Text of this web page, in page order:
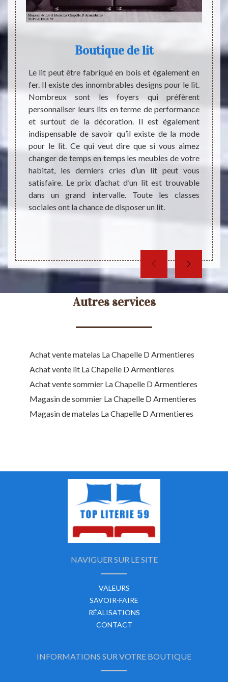
Il
le
le
les
et
de
en
mais
à
Boutique de lit
Le lit peut être fabriqué en bois et également en
fer. Il existe des innombrables designs pour le lit.
Nombreux sont les foyers qui préfèrent
personnaliser leurs lits en terme de performance
et surtout de la décoration. Il est également
indispensable de savoir qu’il existe de la mode
pour le lit. Ce qui veut dire que si vous aimez
changer de temps en temps les meubles de votre
habitat, les derniers cries d’un lit peut vous
satisfaire. Le prix d’achat d’un lit est trouvable
dans un grand intervalle. Toute les classes
sociales ont la chance de disposer un lit.
un
Autres services
Achat vente matelas La Chapelle D Armentieres
Achat vente lit La Chapelle D Armentieres
Achat vente sommier La Chapelle D Armentieres
Magasin de sommier La Chapelle D Armentieres
Magasin de matelas La Chapelle D Armentieres
NAVIGUER SUR LE SITE
VALEURS
SAVOIR-FAIRE
RÉALISATIONS
CONTACT
INFORMATIONS SUR VOTRE BOUTIQUE